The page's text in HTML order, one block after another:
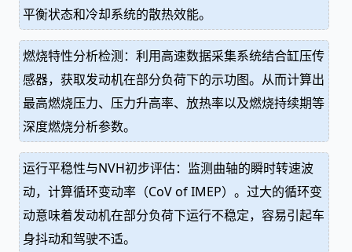
平衡状态和冷却系统的散热效能。
燃烧特性分析检测：利用高速数据采集系统结合缸压传
感器，获取发动机在部分负荷下的示功图。从而计算出
最高燃烧压力、压力升高率、放热率以及燃烧持续期等
深度燃烧分析参数。
运行平稳性与NVH初步评估：监测曲轴的瞬时转速波
动，计算循环变动率（CoV of IMEP）。过大的循环变
动意味着发动机在部分负荷下运行不稳定，容易引起车
身抖动和驾驶不适。